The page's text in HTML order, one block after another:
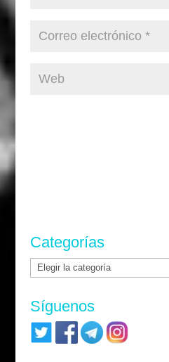
Categorías
Categorías
Síguenos